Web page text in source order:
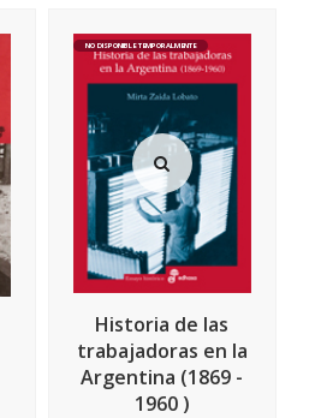
NO DISPONIBLE TEMPORALMENTE
Historia de las
trabajadoras en la
Argentina (1869 -
1960 )